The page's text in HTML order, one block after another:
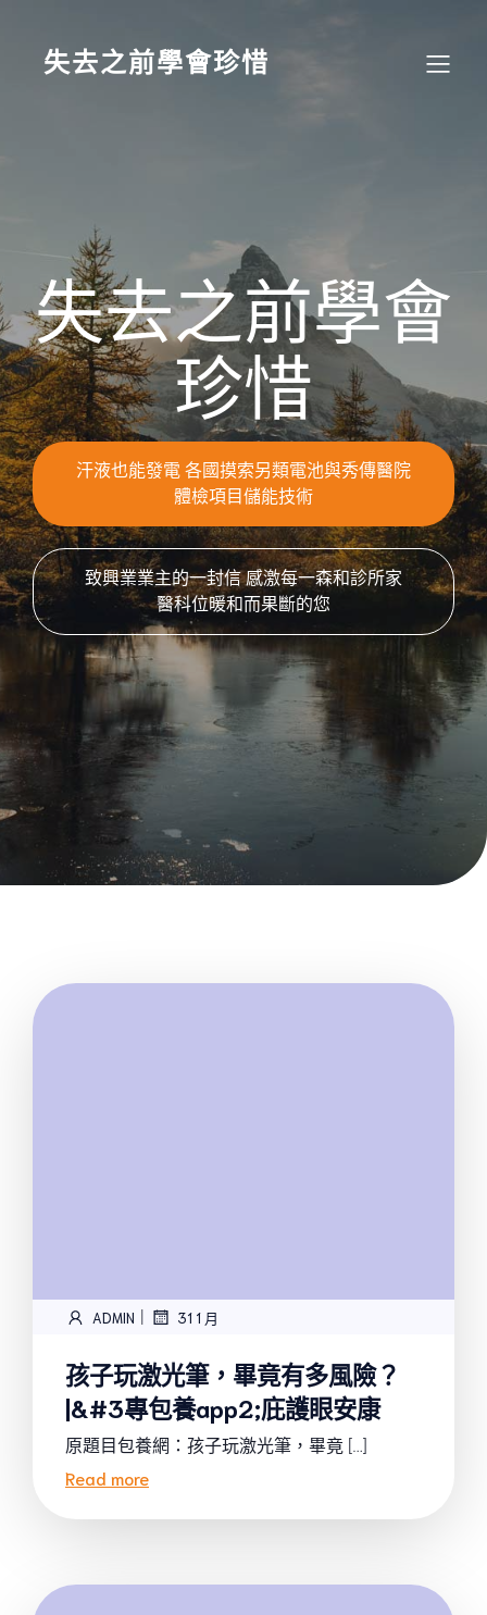
content
失去之前學會珍惜
失去之前學會
珍惜
汗液也能發電 各國摸索另類電池與秀傳醫院
體檢項目儲能技術
致興業業主的一封信 感激每一森和診所家
醫科位暖和而果斷的您
ADMIN | 31 1 月
孩子玩激光筆，畢竟有多風險？
|&#3專包養app2;庇護眼安康
原題目包養網：孩子玩激光筆，畢竟 […]
Read more